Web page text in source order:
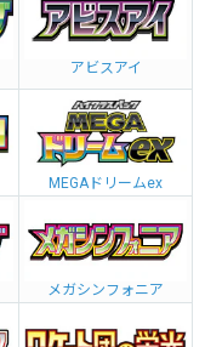
アビスアイ
MEGAドリームex
メガシンフォニア